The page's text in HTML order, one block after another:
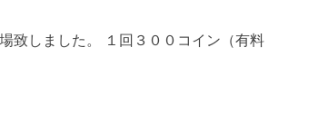
致しました。 １回３００コイン（有料